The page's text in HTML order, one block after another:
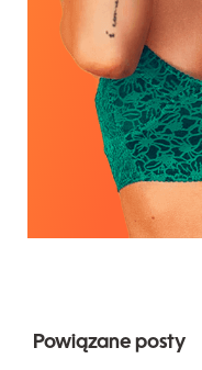
Powiązane posty